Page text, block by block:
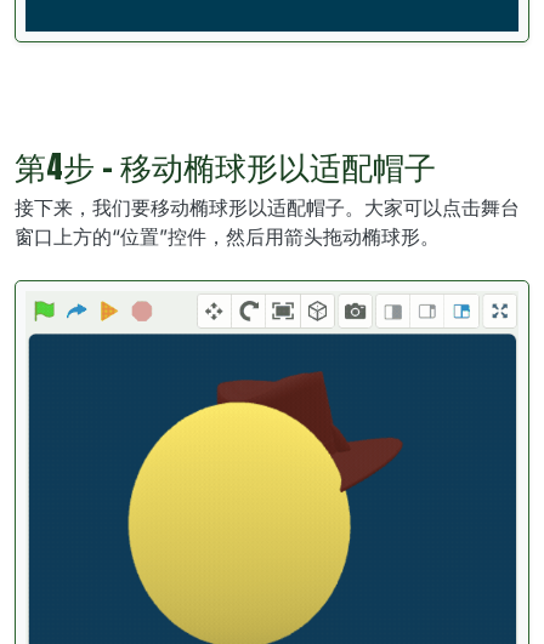
第4步 - 移动椭球形以适配帽子
接下来，我们要移动椭球形以适配帽子。大家可以点击舞台
窗口上方的“位置”控件，然后用箭头拖动椭球形。